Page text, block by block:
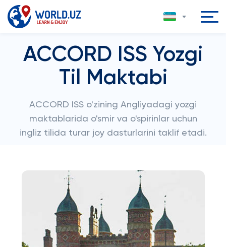
ACCORD ISS Yozgi
Til Maktabi
ACCORD ISS o'zining Angliyadagi yozgi
maktablarida o'smir va o'spirinlar uchun
ingliz tilida turar joy dasturlarini taklif etadi.